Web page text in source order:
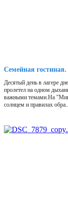
Семейная
Десятый день в лагере
пролетел на одном
важными темами.На
солнцем и правилах